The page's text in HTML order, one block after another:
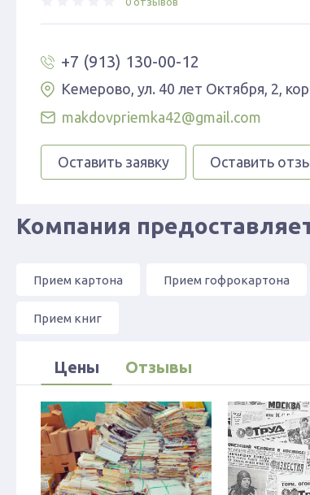
+7 (913) 130-00-12
Кемерово, ул. 40 лет Октября, 2,
makdovpriemka42@gmail.com
Оставить заявку Оставить
Компания
Прием картона Прием гофрокартона
Прием книг
Цены Отзывы